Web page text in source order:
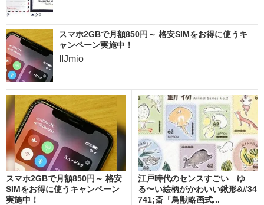
スマホ2GBで月額850円～ 格安SIMをお得に使うキ
ャンペーン実施中！
IIJmio
スマホ2GBで月額850円～ 格安
SIMをお得に使うキャンペーン
実施中！
江戸時代のセンスすごい ゆ
る〜い絵柄がかわいい鍬形&#34
741;斎「鳥獣略画式...